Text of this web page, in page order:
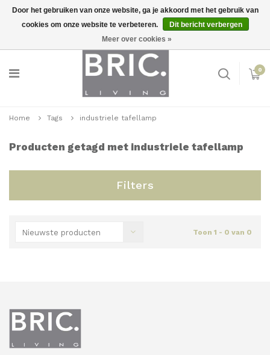
Inloggen
0
Home Tags industriele tafellamp
Producten getagd met industriele tafellamp
Filters
Nieuwste producten Toon 1 - 0 van 0
Door het gebruiken van onze website, ga je akkoord met het gebruik van
cookies om onze website te verbeteren.
Dit bericht verbergen
Meer over cookies »